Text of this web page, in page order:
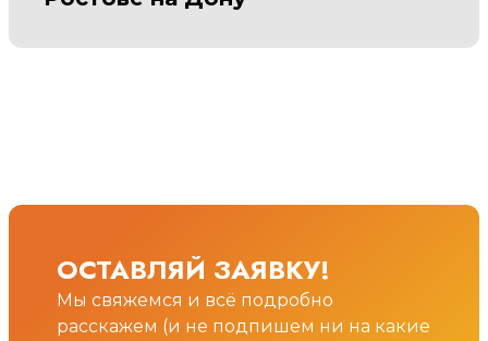
ОСТАВЛЯЙ ЗАЯВКУ!
Мы свяжемся и всё подробно
расскажем (и не подпишем ни на какие